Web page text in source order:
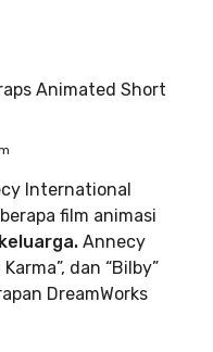
International
film animasi
Annecy
dan “Bilby”
DreamWorks